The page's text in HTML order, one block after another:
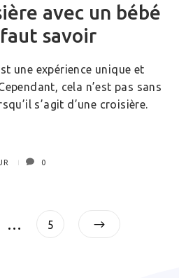
avec un bébé
savoir
une expérience unique et
cela n’est pas sans
s’agit d’une croisière.
0
Pagination
… Page
5